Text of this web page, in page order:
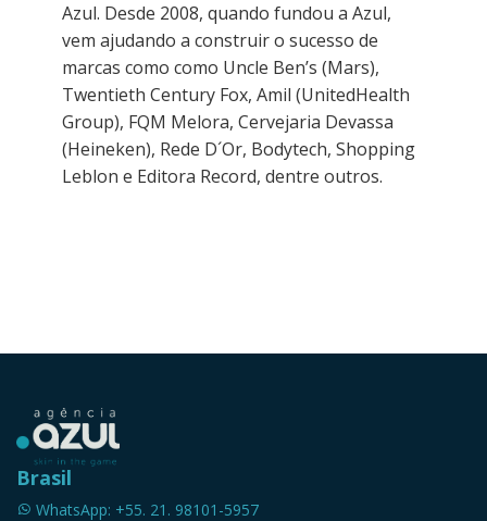
Azul. Desde 2008, quando fundou a Azul,
vem ajudando a construir o sucesso de
marcas como como Uncle Ben’s (Mars),
Twentieth Century Fox, Amil (UnitedHealth
Group), FQM Melora, Cervejaria Devassa
(Heineken), Rede D´Or, Bodytech, Shopping
Leblon e Editora Record, dentre outros.
Brasil
WhatsApp: +55. 21. 98101-5957